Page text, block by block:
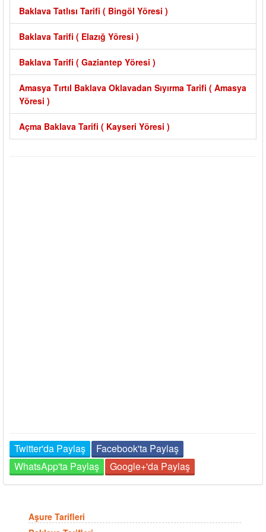
Baklava Tatlısı Tarifi ( Bingöl Yöresi )
Baklava Tarifi ( Elazığ Yöresi )
Baklava Tarifi ( Gaziantep Yöresi )
Amasya Tırtıl Baklava Oklavadan Sıyırma Tarifi ( Amasya
Yöresi )
Açma Baklava Tarifi ( Kayseri Yöresi )
Twitter'da Paylaş
Facebook'ta Paylaş
WhatsApp'ta Paylaş
Google+'da Paylaş
Aşure Tarifleri